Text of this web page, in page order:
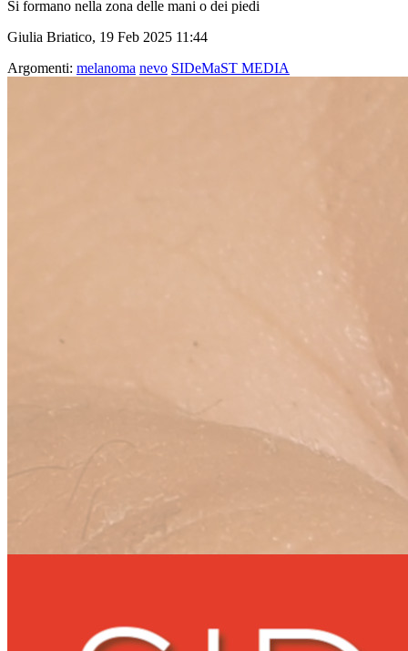
Si formano nella zona delle mani o dei piedi
Giulia Briatico, 19 Feb 2025 11:44
Argomenti: melanoma nevo SIDeMaST MEDIA